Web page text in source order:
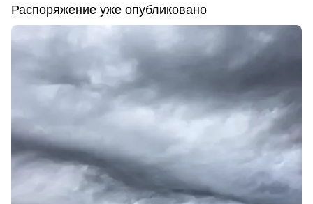
Распоряжение уже опубликовано